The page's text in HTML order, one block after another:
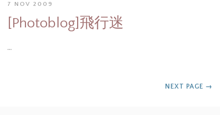
7 NOV 2009
[Photoblog]飛行迷
…
NEXT PAGE →